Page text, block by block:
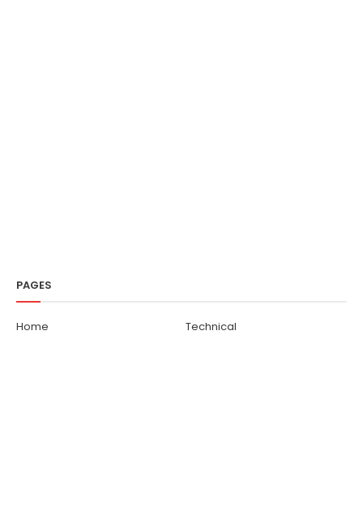
PAGES
Home Technical